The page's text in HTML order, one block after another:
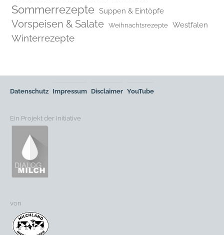
Sommerrezepte Suppen & Eintöpfe
Vorspeisen & Salate Weihnachtsrezepte Westfalen
Winterrezepte
Datenschutz Impressum Disclaimer YouTube
Ein Projekt der Initiative
von